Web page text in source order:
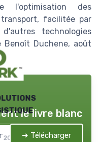
l'optimisation des
facilitée par
technologies
Benoît Duchene, août
2026
le livre blanc
➔ Télécharger